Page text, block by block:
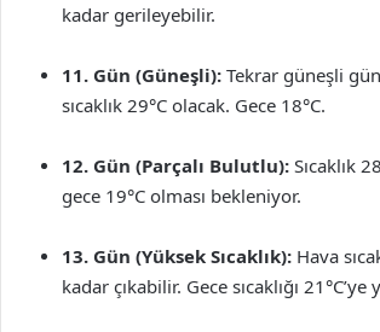
kadar gerileyebilir.
11. Gün (Güneşli): Tekrar güneşli
sıcaklık 29°C olacak. Gece 18°C.
12. Gün (Parçalı Bulutlu): Sıcaklık
gece 19°C olması bekleniyor.
13. Gün (Yüksek Sıcaklık): Hava
kadar çıkabilir. Gece sıcaklığı 21°C’ye